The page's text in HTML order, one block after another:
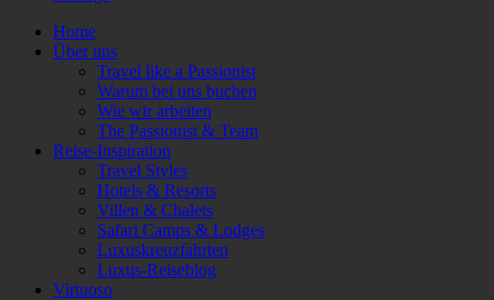
Home
Über uns
Travel like a Passionist
Warum bei uns buchen
Wie wir arbeiten
The Passionist & Team
Reise-Inspiration
Travel Styles
Hotels & Resorts
Villen & Chalets
Safari Camps & Lodges
Luxuskreuzfahrten
Luxus-Reiseblog
Virtuoso